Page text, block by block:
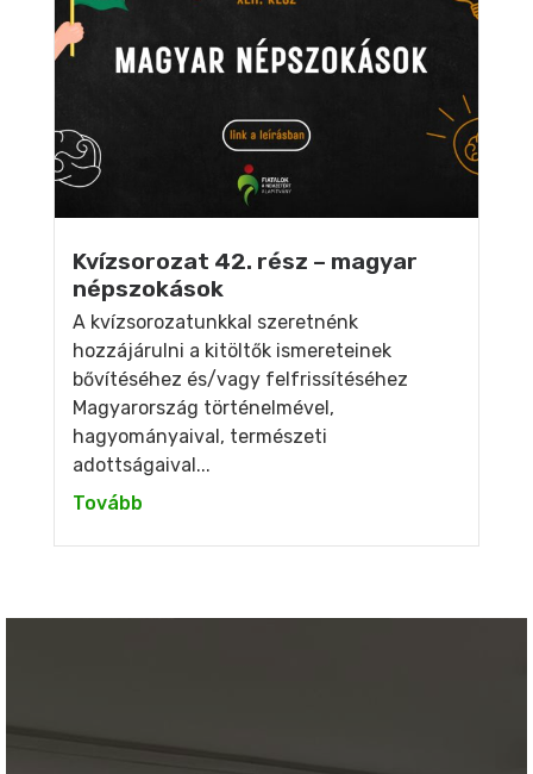
Kvízsorozat 42. rész – magyar
népszokások
A kvízsorozatunkkal szeretnénk
hozzájárulni a kitöltők ismereteinek
bővítéséhez és/vagy felfrissítéséhez
Magyarország történelmével,
hagyományaival, természeti
adottságaival...
Tovább